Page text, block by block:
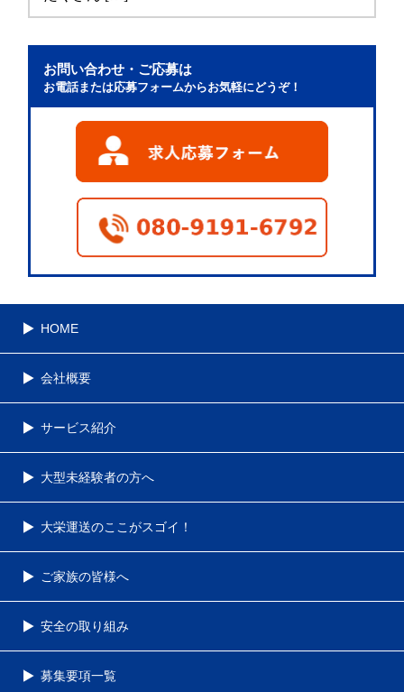
お問い合わせ・ご応募は
お電話または応募フォームからお気軽にどうぞ！
HOME
会社概要
サービス紹介
大型未経験者の方へ
大栄運送のここがスゴイ！
ご家族の皆様へ
安全の取り組み
募集要項一覧